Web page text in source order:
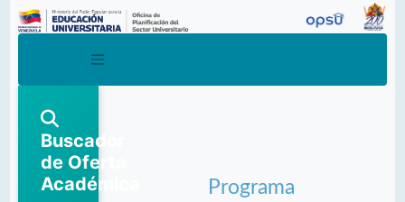
Buscador
de Oferta
Académica
Programa